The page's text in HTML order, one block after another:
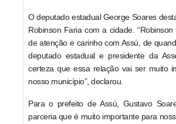
O deputado estadual George Soares
Robinson Faria com a cidade.
de atenção e carinho com Assú, de
deputado estadual e presidente da
certeza que essa relação vai ser muito
nosso município”, declarou.
Para o prefeito de Assú, Gustavo
parceria que é muito importante para